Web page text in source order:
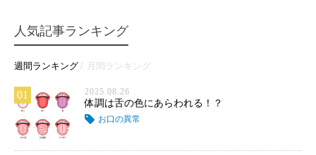
人気記事ランキング
週間ランキング 月間ランキング
01 2025.08.26
体調は舌の色にあらわれる！？
お口の異常